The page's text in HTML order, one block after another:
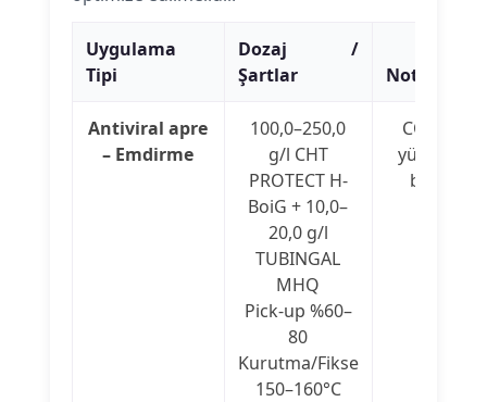
Uygulama
Tipi
Dozaj /
Şartlar
Not
Antiviral apre
– Emdirme
100,0–250,0
g/l CHT
PROTECT H-
BoiG + 10,0–
20,0 g/l
TUBINGAL
MHQ
Pick-up %60–
80
Kurutma/Fikse
150–160°C
CO, PES,
yüzeyler
başlangıç